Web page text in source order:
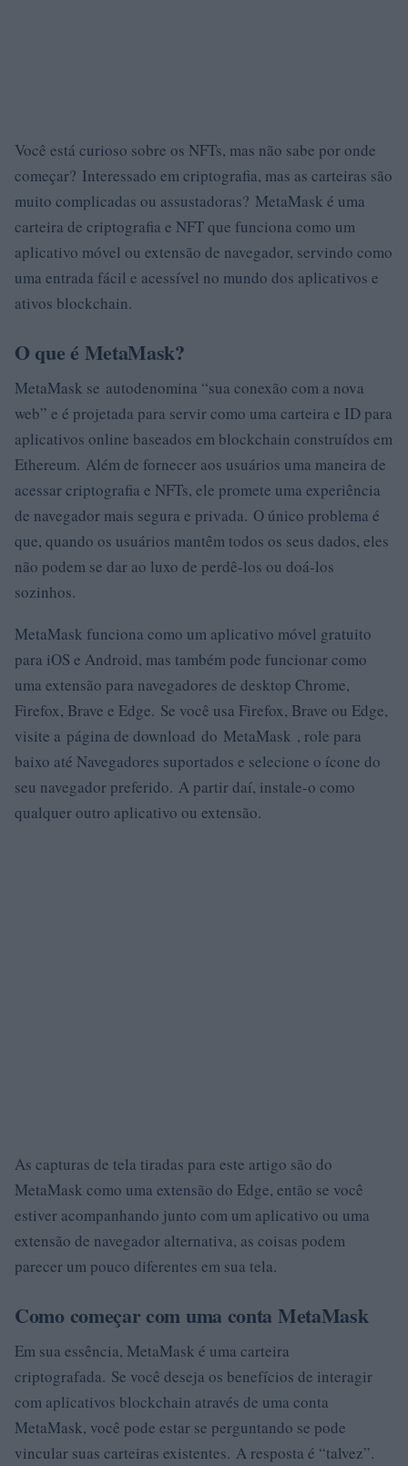
Você está curioso sobre os NFTs, mas não sabe por onde
começar? Interessado em criptografia, mas as carteiras são
muito complicadas ou assustadoras? MetaMask é uma
carteira de criptografia e NFT que funciona como um
aplicativo móvel ou extensão de navegador, servindo como
uma entrada fácil e acessível no mundo dos aplicativos e
ativos blockchain.
O que é MetaMask?
MetaMask se autodenomina “sua conexão com a nova
web” e é projetada para servir como uma carteira e ID para
aplicativos online baseados em blockchain construídos em
Ethereum. Além de fornecer aos usuários uma maneira de
acessar criptografia e NFTs, ele promete uma experiência
de navegador mais segura e privada. O único problema é
que, quando os usuários mantêm todos os seus dados, eles
não podem se dar ao luxo de perdê-los ou doá-los
sozinhos.
MetaMask funciona como um aplicativo móvel gratuito
para iOS e Android, mas também pode funcionar como
uma extensão para navegadores de desktop Chrome,
Firefox, Brave e Edge. Se você usa Firefox, Brave ou Edge,
visite a página de download do MetaMask , role para
baixo até Navegadores suportados e selecione o ícone do
seu navegador preferido. A partir daí, instale-o como
qualquer outro aplicativo ou extensão.
As capturas de tela tiradas para este artigo são do
MetaMask como uma extensão do Edge, então se você
estiver acompanhando junto com um aplicativo ou uma
extensão de navegador alternativa, as coisas podem
parecer um pouco diferentes em sua tela.
Como começar com uma conta MetaMask
Em sua essência, MetaMask é uma carteira
criptografada. Se você deseja os benefícios de interagir
com aplicativos blockchain através de uma conta
MetaMask, você pode estar se perguntando se pode
vincular suas carteiras existentes. A resposta é “talvez”.